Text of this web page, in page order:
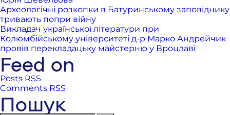
Археологічні розкопки в Батуринському заповіднику
тривають попри війну
Викладач української літератури при
Колюмбійському університеті д-р Марко Андрейчик
провів перекладацьку майстерню у Вроцлаві
Feed on
Posts RSS
Comments RSS
Пошук